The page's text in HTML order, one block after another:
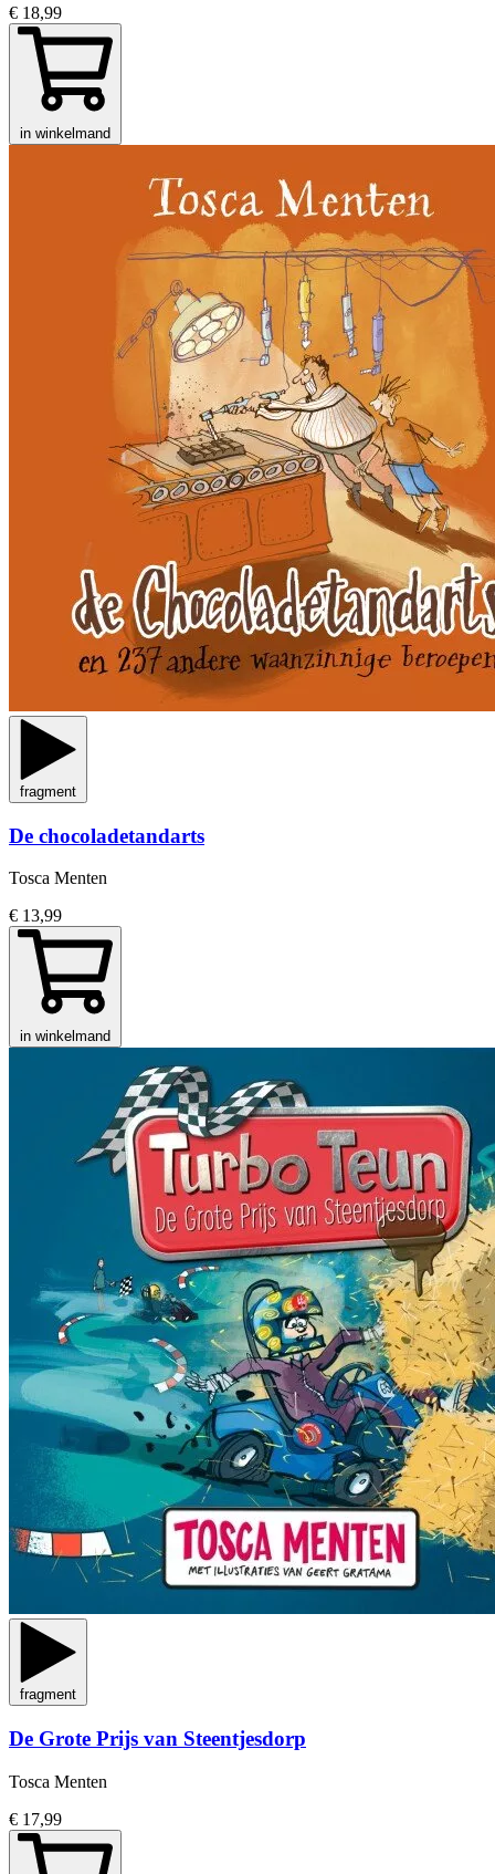
€ 18,99
in winkelmand
fragment
De chocoladetandarts
Tosca Menten
€ 13,99
in winkelmand
fragment
De Grote Prijs van Steentjesdorp
Tosca Menten
€ 17,99